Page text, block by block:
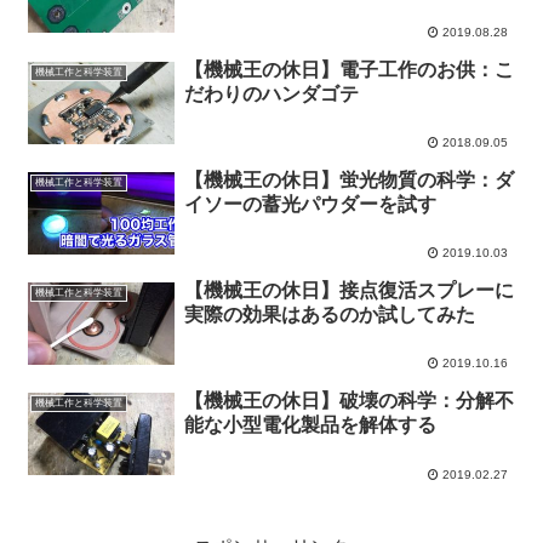
2019.08.28
機械工作と科学装置
【機械王の休日】電子工作のお供：こ
だわりのハンダゴテ
2018.09.05
機械工作と科学装置
【機械王の休日】蛍光物質の科学：ダ
イソーの蓄光パウダーを試す
2019.10.03
機械工作と科学装置
【機械王の休日】接点復活スプレーに
実際の効果はあるのか試してみた
2019.10.16
機械工作と科学装置
【機械王の休日】破壊の科学：分解不
能な小型電化製品を解体する
2019.02.27